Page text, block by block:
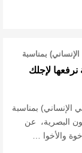
بمناسبة
لإجلك
الإنساني) بمناسبة
البصرية، عن
والأخوا …